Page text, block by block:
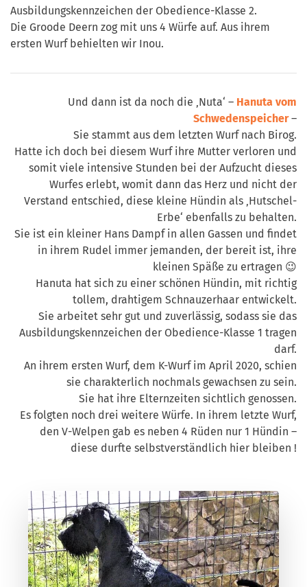
Ausbildungskennzeichen der Obedience-Klasse 2.
Die Groode Deern zog mit uns 4 Würfe auf. Aus ihrem
ersten Wurf behielten wir Inou.
Und dann ist da noch die ‚Nuta‘ – Hanuta vom
Schwedenspeicher–
Sie stammt aus dem letzten Wurf nach Birog.
Hatte ich doch bei diesem Wurf ihre Mutter verloren und
somit viele intensive Stunden bei der Aufzucht dieses
Wurfes erlebt, womit dann das Herz und nicht der
Verstand entschied, diese kleine Hündin als ‚Hutschel-
Erbe‘ ebenfalls zu behalten.
Sie ist ein kleiner Hans Dampf in allen Gassen und findet
in ihrem Rudel immer jemanden, der bereit ist, ihre
kleinen Späße zu ertragen 😉
Hanuta hat sich zu einer schönen Hündin, mit richtig
tollem, drahtigem Schnauzerhaar entwickelt.
Sie arbeitet sehr gut und zuverlässig, sodass sie das
Ausbildungskennzeichen der Obedience-Klasse 1 tragen
darf.
An ihrem ersten Wurf, dem K-Wurf im April 2020, schien
sie charakterlich nochmals gewachsen zu sein.
Sie hat ihre Elternzeiten sichtlich genossen.
Es folgten noch drei weitere Würfe. In ihrem letzte Wurf,
den V-Welpen gab es neben 4 Rüden nur 1 Hündin –
diese durfte selbstverständlich hier bleiben !